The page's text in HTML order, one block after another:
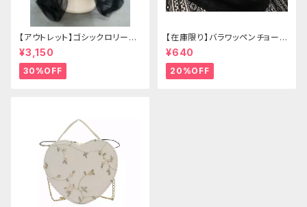
【アウトレット】ゴシックロリータ
ゴールドクラウン＆ホーン(ヴェ
ール付き)
¥3,150
30%OFF
【在庫限り】バラワッペンチョーカ
ー
¥640
20%OFF